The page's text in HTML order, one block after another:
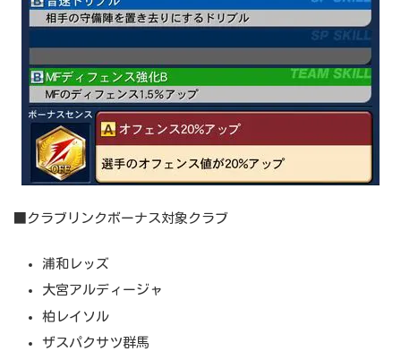
■クラブリンクボーナス対象クラブ
浦和レッズ
大宮アルディージャ
柏レイソル
ザスパクサツ群馬